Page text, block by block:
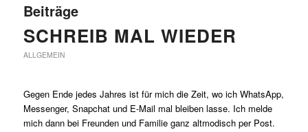
Beiträge
SCHREIB MAL WIEDER
ALLGEMEIN
Gegen Ende jedes Jahres ist für mich die Zeit, wo ich WhatsApp,
Messenger, Snapchat und E-Mail mal bleiben lasse. Ich melde
mich dann bei Freunden und Familie ganz altmodisch per Post.